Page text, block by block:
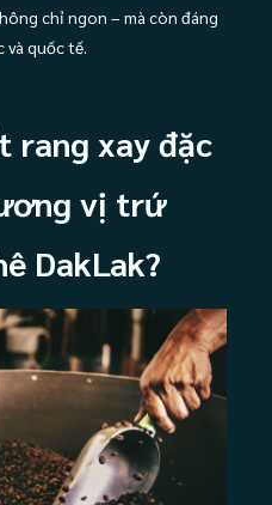
chỉ ngon – mà còn đáng
quốc tế.
rang xay đặc
vị trứ
DakLak?